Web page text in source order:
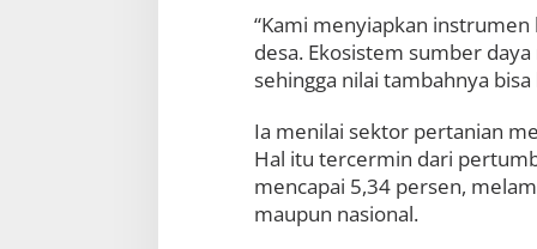
h
S
u
m
a
e
r
a
“Kami menyiapkan
desa. Ekosistem sumber
sehingga nilai tambahnya
Ia menilai sektor pertanian
Hal itu tercermin dari
mencapai 5,34 persen,
maupun nasional.